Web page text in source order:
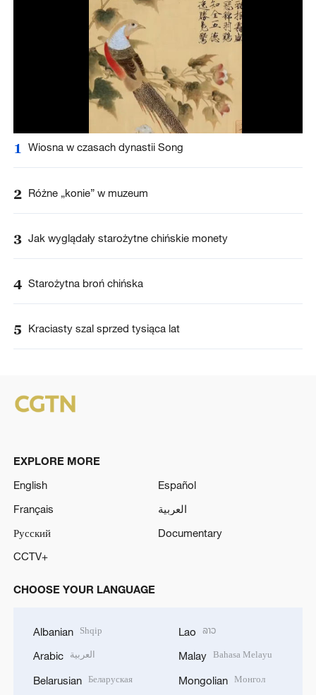
1 Wiosna w czasach dynastii Song
2 Różne „konie” w muzeum
3 Jak wyglądały starożytne chińskie monety
4 Starożytna broń chińska
5 Kraciasty szal sprzed tysiąca lat
EXPLORE MORE
English
Español
Français
العربية
Русский
Documentary
CCTV+
CHOOSE YOUR LANGUAGE
Albanian Shqip
Arabic العربية
Belarusian Беларуская
Lao ລາວ
Malay Bahasa Melayu
Mongolian Монгол